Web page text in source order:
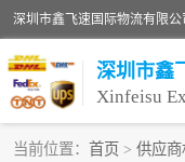
深圳市鑫
Xinfeisu
当前位置： 首页 > 供应商